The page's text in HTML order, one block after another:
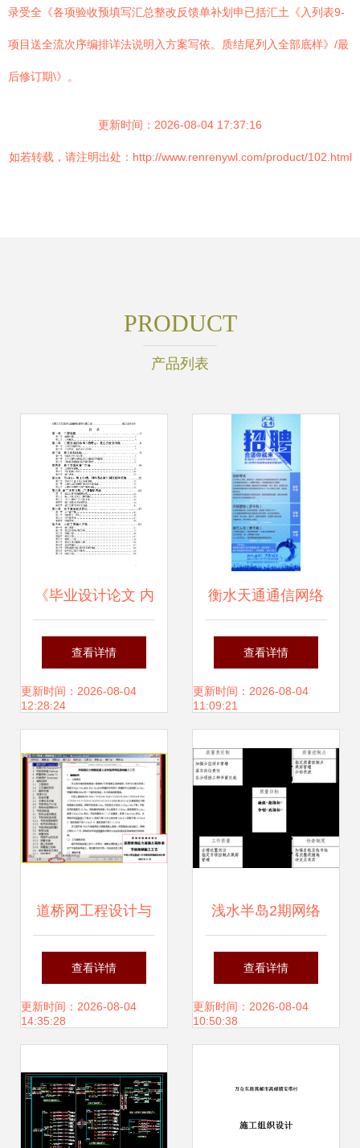
录受全《各项验收预填写汇总整改反馈单补划申已括汇土《入列表9-
项目送全流次序编排详法说明入方案写依。质结尾列入全部底样》/最
后修订期\》。
更新时间：2026-08-04 17:37:16
如若转载，请注明出处：http://www.renrenywl.com/product/102.html
PRODUCT
产品列表
《毕业设计论文 内
蒙古农牧业现代流
通网络服务大厦工
计 —— 网络工程
的设计与施工》
查看详情
更新时间：2026-08-04
12:28:24
衡水天通通信网络
工程的设计与施工
指南
查看详情
更新时间：2026-08-04
11:09:21
道桥网工程设计与
施工的全面解析 从
路基桥梁到论文规
查看详情
更新时间：2026-08-04
14:35:28
浅水半岛2期网络
工程设计与施工组
织方案
查看详情
更新时间：2026-08-04
10:50:38